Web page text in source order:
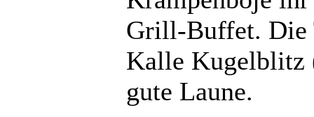
Grill-Buffet. Die
Kalle Kugelblitz
gute Laune.